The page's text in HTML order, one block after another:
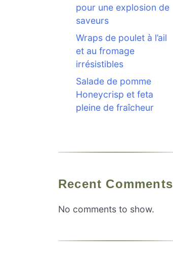
pour une explosion de
saveurs
Wraps de poulet à l’ail
et au fromage
irrésistibles
Salade de pomme
Honeycrisp et feta
pleine de fraîcheur
Recent Comments
No comments to show.